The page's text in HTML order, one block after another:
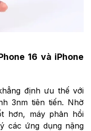
16 và iPhone
định ưu thế với
3nm tiên tiến. Nhờ
hơn, máy phản hồi
các ứng dụng nặng